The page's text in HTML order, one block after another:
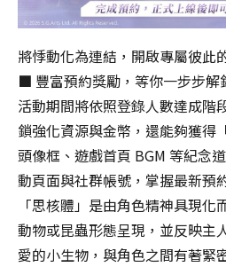
將悸動化為連結，開啟專屬彼此
■ 豐富預約獎勵，等你一步步解
活動期間將依照登錄人數達成階
鎖強化資源與金幣，還能夠獲得
頭像框、遊戲首頁 BGM 等紀念
動頁面與社群帳號，掌握最新預
「思核體」是由角色精神具現
動物或昆蟲形態呈現，並反映主
愛的小生物，與角色之間有著緊
do
not
the
to